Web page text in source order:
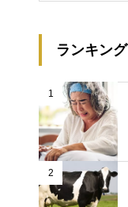
ランキング
1
2